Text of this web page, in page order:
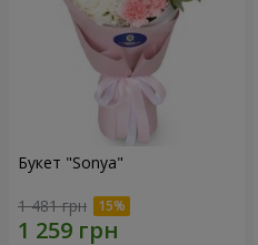
Букет "Sonya"
1 481 грн